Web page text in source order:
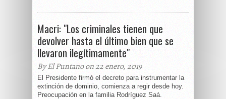
Macri: "Los criminales tienen que
devolver hasta el último bien que se
llevaron ilegítimamente"
By El Puntano on 22 enero, 2019
El Presidente firmó el decreto para instrumentar la
extinción de dominio, comienza a regir desde hoy.
Preocupación en la familia Rodríguez Saá.